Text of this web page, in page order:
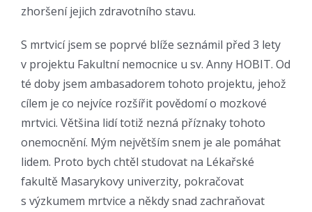
zhoršení jejich zdravotního stavu.
S mrtvicí jsem se poprvé blíže seznámil před 3 lety
v projektu Fakultní nemocnice u sv. Anny HOBIT. Od
té doby jsem ambasadorem tohoto projektu, jehož
cílem je co nejvíce rozšířit povědomí o mozkové
mrtvici. Většina lidí totiž nezná příznaky tohoto
onemocnění. Mým největším snem je ale pomáhat
lidem. Proto bych chtěl studovat na Lékařské
fakultě Masarykovy univerzity, pokračovat
s výzkumem mrtvice a někdy snad zachraňovat